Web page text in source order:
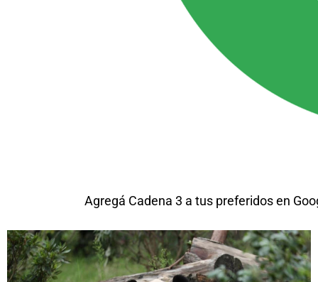
Agregá Cadena 3 a tus preferidos en